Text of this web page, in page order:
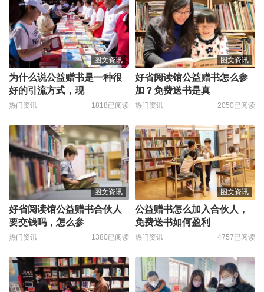
图文资讯
为什么说公益赠书是一种很
好的引流方式，现
热门资讯 1818已阅读
图文资讯
好省阅读馆公益赠书怎么参
加？免费送书是真
热门资讯 2050已阅读
图文资讯
好省阅读馆公益赠书合伙人
要交钱吗，怎么参
热门资讯 1380已阅读
图文资讯
公益赠书怎么加入合伙人，
免费送书如何盈利
热门资讯 4757已阅读